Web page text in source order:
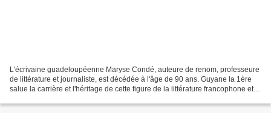
L'écrivaine guadeloupéenne Maryse Condé, auteure de renom, professeure
de littérature et journaliste, est décédée à l'âge de 90 ans. Guyane la 1ère
salue la carrière et l'héritage de cette figure de la littérature francophone et